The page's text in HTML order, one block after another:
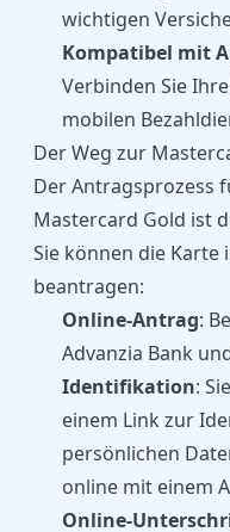
wichtigen
Kompatibel mit
Verbinden Sie
mobilen
Der Weg zur
Der Antragsprozess
Mastercard Gold ist
Sie können die Karte
beantragen:
Online-Antrag:
Advanzia Bank
Identifikation:
einem Link zur
persönlichen
online mit einem
Online-